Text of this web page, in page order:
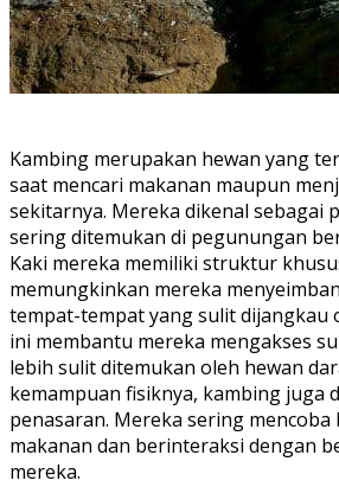
Kambing merupakan hewan yang
saat mencari makanan maupun
sekitarnya. Mereka dikenal sebagai
sering ditemukan di pegunungan
Kaki mereka memiliki struktur
memungkinkan mereka
tempat-tempat yang sulit dijangkau
ini membantu mereka mengakses
lebih sulit ditemukan oleh hewan
kemampuan fisiknya, kambing juga
penasaran. Mereka sering mencoba
makanan dan berinteraksi dengan
mereka.